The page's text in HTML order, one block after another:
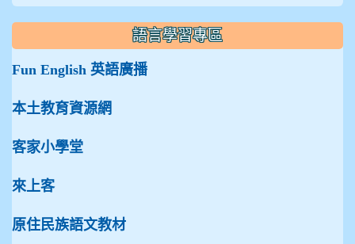
語言學習專區
Fun English 英語廣播
本土教育資源網
客家小學堂
來上客
原住民族語文教材